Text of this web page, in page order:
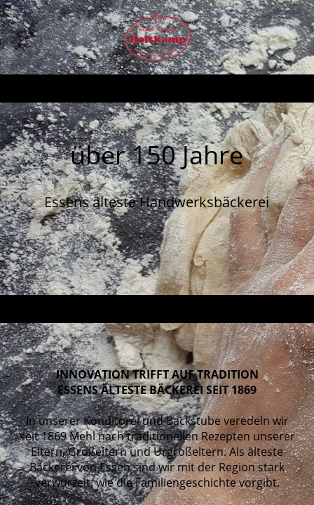
über 150 Jahre
Essens älteste Handwerksbäckerei
INNOVATION TRIFFT AUF TRADITION
ESSENS ÄLTESTE BÄCKEREI SEIT 1869
In unserer Konditorei und Backstube veredeln wir
seit 1869 Mehl nach traditionellen Rezepten unserer
Eltern, Großeltern und Urgroßeltern. Als älteste
Bäckerei von Essen sind wir mit der Region stark
verwurzelt, wie die Familiengeschichte vorgibt.